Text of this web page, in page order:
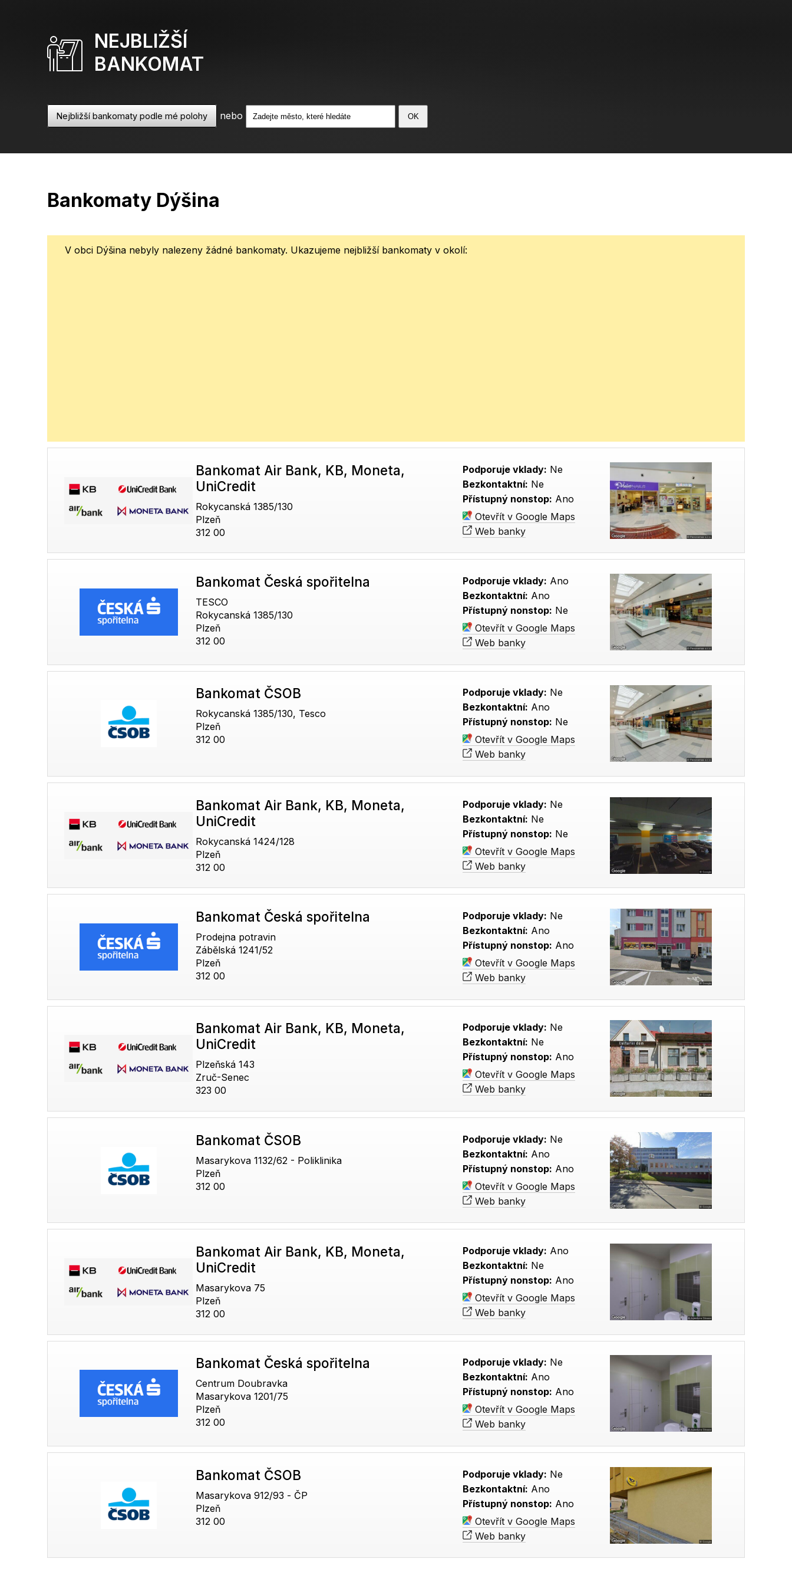
NEJBLIŽŠÍ
BANKOMAT
Nejbližší bankomaty podle mé polohy nebo
Bankomaty Dýšina
V obci Dýšina nebyly nalezeny žádné bankomaty. Ukazujeme nejbližší bankomaty v okolí:
Bankomat Air Bank, KB, Moneta,
UniCredit
Rokycanská 1385/130
Plzeň
312 00
Podporuje vklady: Ne
Bezkontaktní: Ne
Přístupný nonstop: Ano
Otevřít v Google Maps
Web banky
Bankomat Česká spořitelna
TESCO
Rokycanská 1385/130
Plzeň
312 00
Podporuje vklady: Ano
Bezkontaktní: Ano
Přístupný nonstop: Ne
Otevřít v Google Maps
Web banky
Bankomat ČSOB
Rokycanská 1385/130, Tesco
Plzeň
312 00
Podporuje vklady: Ne
Bezkontaktní: Ano
Přístupný nonstop: Ne
Otevřít v Google Maps
Web banky
Bankomat Air Bank, KB, Moneta,
UniCredit
Rokycanská 1424/128
Plzeň
312 00
Podporuje vklady: Ne
Bezkontaktní: Ne
Přístupný nonstop: Ne
Otevřít v Google Maps
Web banky
Bankomat Česká spořitelna
Prodejna potravin
Zábělská 1241/52
Plzeň
312 00
Podporuje vklady: Ne
Bezkontaktní: Ano
Přístupný nonstop: Ano
Otevřít v Google Maps
Web banky
Bankomat Air Bank, KB, Moneta,
UniCredit
Plzeňská 143
Zruč-Senec
323 00
Podporuje vklady: Ne
Bezkontaktní: Ne
Přístupný nonstop: Ano
Otevřít v Google Maps
Web banky
Bankomat ČSOB
Masarykova 1132/62 - Poliklinika
Plzeň
312 00
Podporuje vklady: Ne
Bezkontaktní: Ano
Přístupný nonstop: Ano
Otevřít v Google Maps
Web banky
Bankomat Air Bank, KB, Moneta,
UniCredit
Masarykova 75
Plzeň
312 00
Podporuje vklady: Ano
Bezkontaktní: Ne
Přístupný nonstop: Ano
Otevřít v Google Maps
Web banky
Bankomat Česká spořitelna
Centrum Doubravka
Masarykova 1201/75
Plzeň
312 00
Podporuje vklady: Ne
Bezkontaktní: Ano
Přístupný nonstop: Ano
Otevřít v Google Maps
Web banky
Bankomat ČSOB
Masarykova 912/93 - ČP
Plzeň
312 00
Podporuje vklady: Ne
Bezkontaktní: Ano
Přístupný nonstop: Ano
Otevřít v Google Maps
Web banky